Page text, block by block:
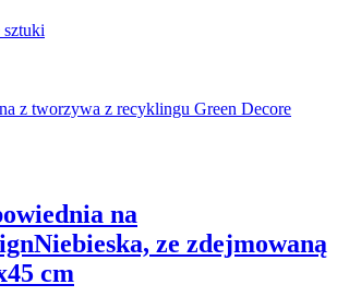
sztuki
na
Niebieska, ze zdejmowaną
cm